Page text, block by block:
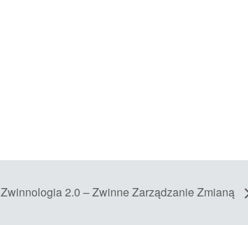
Zwinnologia 2.0 – Zwinne Zarządzanie Zmianą